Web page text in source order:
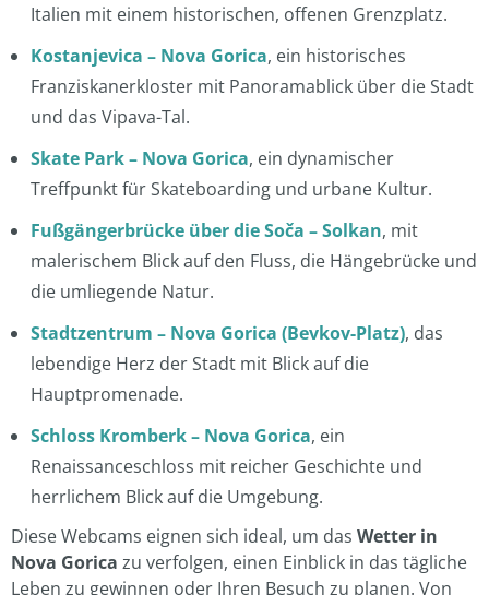
Italien mit einem historischen, offenen Grenzplatz.
Kostanjevica – Nova Gorica, ein historisches
Franziskanerkloster mit Panoramablick über die Stadt
und das Vipava-Tal.
Skate Park – Nova Gorica, ein dynamischer
Treffpunkt für Skateboarding und urbane Kultur.
Fußgängerbrücke über die Soča – Solkan, mit
malerischem Blick auf den Fluss, die Hängebrücke und
die umliegende Natur.
Stadtzentrum – Nova Gorica (Bevkov-Platz), das
lebendige Herz der Stadt mit Blick auf die
Hauptpromenade.
Schloss Kromberk – Nova Gorica, ein
Renaissanceschloss mit reicher Geschichte und
herrlichem Blick auf die Umgebung.
Diese Webcams eignen sich ideal, um das Wetter in
Nova Gorica zu verfolgen, einen Einblick in das tägliche
Leben zu gewinnen oder Ihren Besuch zu planen. Von